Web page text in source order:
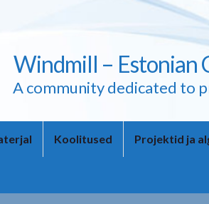
Windmill – Estonian
A community dedicated to
Koolitused Projektid ja